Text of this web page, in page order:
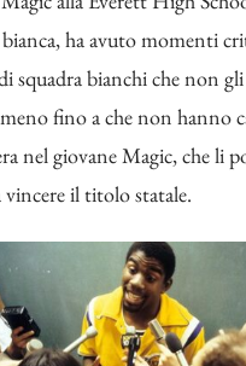
bianca, ha avuto momenti
squadra bianchi che non gli
fino a che non hanno
nel giovane Magic, che li
vincere il titolo statale.